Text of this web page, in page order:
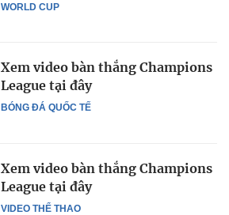
WORLD CUP
BÓNG ĐÁ QUỐC TẾ
Xem video bàn thắng Champions
League tại đây
VIDEO THỂ THAO
Xem video bàn thắng Champions
League tại đây